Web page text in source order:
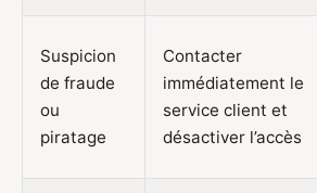
Suspicion
de fraude
ou
piratage
Contacter
immédiatement le
service client et
désactiver l’accès